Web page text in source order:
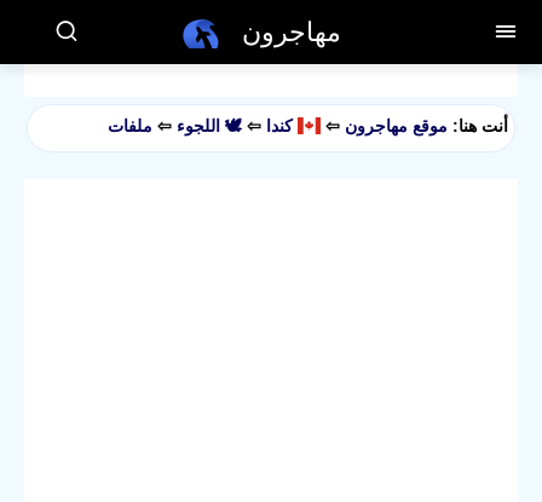
مهاجرون
أنت هنا: موقع مهاجرون ⇦ كندا ⇦ 🕊️ اللجوء ⇦ملفات